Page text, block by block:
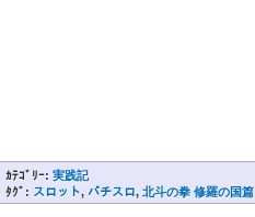
ｶﾃｺﾞﾘｰ: 実践記
ﾀｸﾞ: スロット, パチスロ, 北斗の拳 修羅の国篇